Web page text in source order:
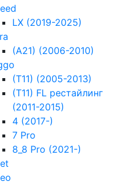
LX (2019-2025)
(A21) (2006-2010)
(T11) (2005-2013)
(T11) FL рестайлинг
(2011-2015)
4 (2017-)
7 Pro
8_8 Pro (2021-)